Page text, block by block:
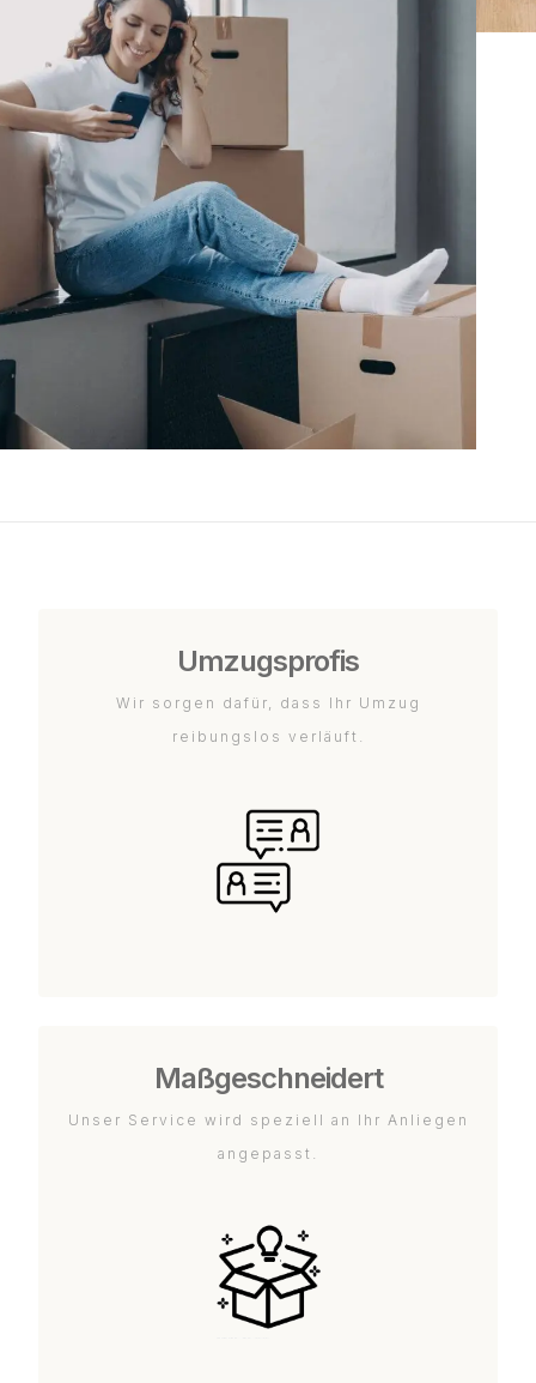
Umzugsprofis
Wir sorgen dafür, dass Ihr Umzug
reibungslos verläuft.
Maßgeschneidert
Unser Service wird speziell an Ihr Anliegen
angepasst.